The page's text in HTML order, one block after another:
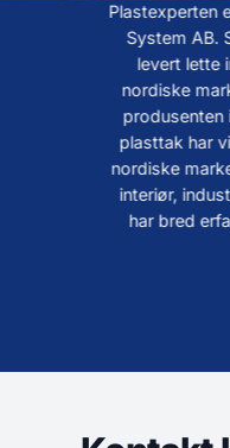
Plastexperten
System AB.
levert lette
nordiske
produsenten
plasttak har
nordiske
interiør,
har bred